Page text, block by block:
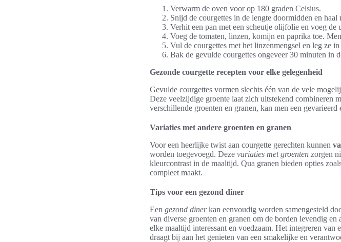
Verwarm de oven voor op 180 graden Celsius.
Snijd de courgettes in de lengte doormidden en
Verhit een pan met een scheutje olijfolie en voeg
Voeg de tomaten, linzen, komijn en paprika toe.
Vul de courgettes met het linzenmengsel en leg ze in
Bak de gevulde courgettes ongeveer 30 minuten in
Gezonde courgette recepten voor elke gelegenheid
Gevulde courgettes vormen slechts één van de vele
Deze veelzijdige groente laat zich uitstekend combineren
verschillende groenten en granen, kan men een
Variaties met andere groenten en granen
Voor een heerlijke twist aan courgette gerechten kunnen
worden toegevoegd. Deze variaties met groenten zorgen
kleurcontrast in de maaltijd. Qua granen bieden opties
compleet maakt.
Tips voor een gezond diner
Een gezond dinerkan eenvoudig worden samengesteld
van diverse groenten en granen om de borden levendig
elke maaltijd interessant en voedzaam. Het integreren van
draagt bij aan het genieten van een smakelijke en